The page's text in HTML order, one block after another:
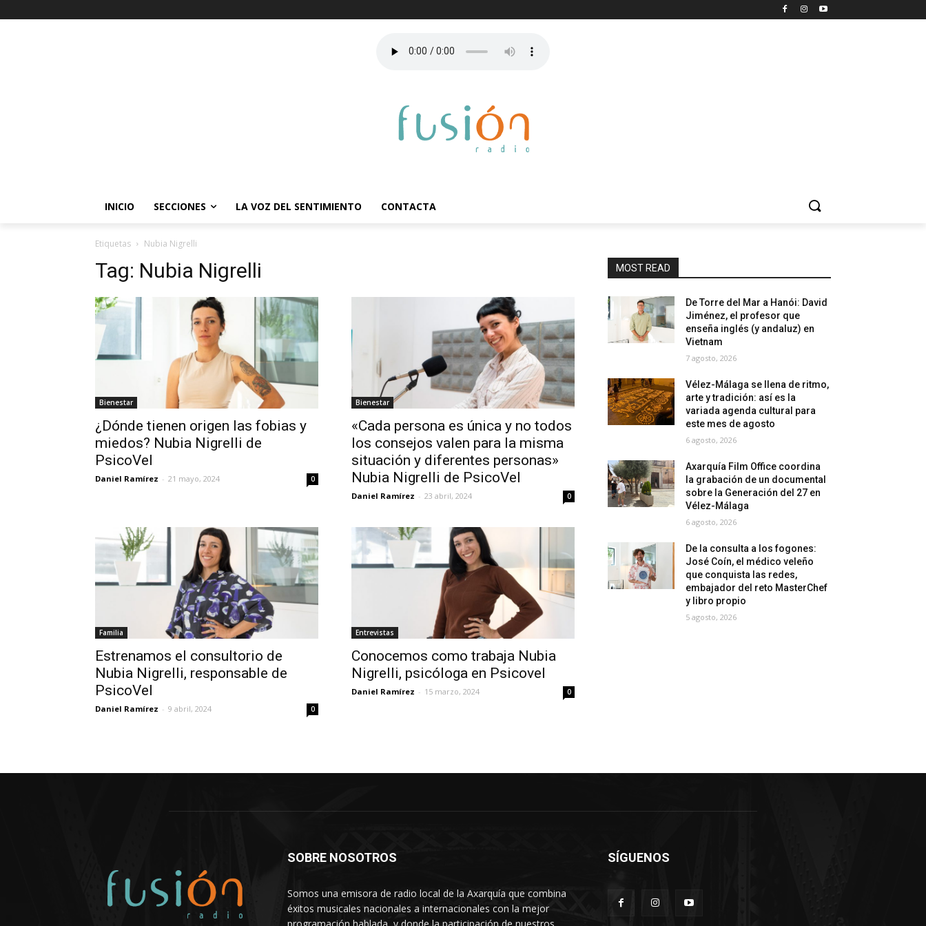
INICIO SECCIONES LA VOZ DEL SENTIMIENTO CONTACTA
Etiquetas Nubia Nigrelli
Tag: Nubia Nigrelli
Bienestar
¿Dónde tienen origen las fobias y
miedos? Nubia Nigrelli de
PsicoVel
Daniel Ramírez - 21 mayo, 2024 0
Bienestar
«Cada persona es única y no todos
los consejos valen para la misma
situación y diferentes personas»
Nubia Nigrelli de PsicoVel
Daniel Ramírez - 23 abril, 2024 0
Familia
Estrenamos el consultorio de
Nubia Nigrelli, responsable de
PsicoVel
Daniel Ramírez - 9 abril, 2024 0
Entrevistas
Conocemos como trabaja Nubia
Nigrelli, psicóloga en Psicovel
Daniel Ramírez - 15 marzo, 2024 0
MOST READ
De Torre del Mar a Hanói: David
Jiménez, el profesor que
enseña inglés (y andaluz) en
Vietnam
7 agosto, 2026
Vélez-Málaga se llena de ritmo,
arte y tradición: así es la
variada agenda cultural para
este mes de agosto
6 agosto, 2026
Axarquía Film Office coordina
la grabación de un documental
sobre la Generación del 27 en
Vélez-Málaga
6 agosto, 2026
De la consulta a los fogones:
José Coín, el médico veleño
que conquista las redes,
embajador del reto MasterChef
y libro propio
5 agosto, 2026
SOBRE NOSOTROS
Somos una emisora de radio local de la Axarquía que combina
éxitos musicales nacionales a internacionales con la mejor
SÍGUENOS